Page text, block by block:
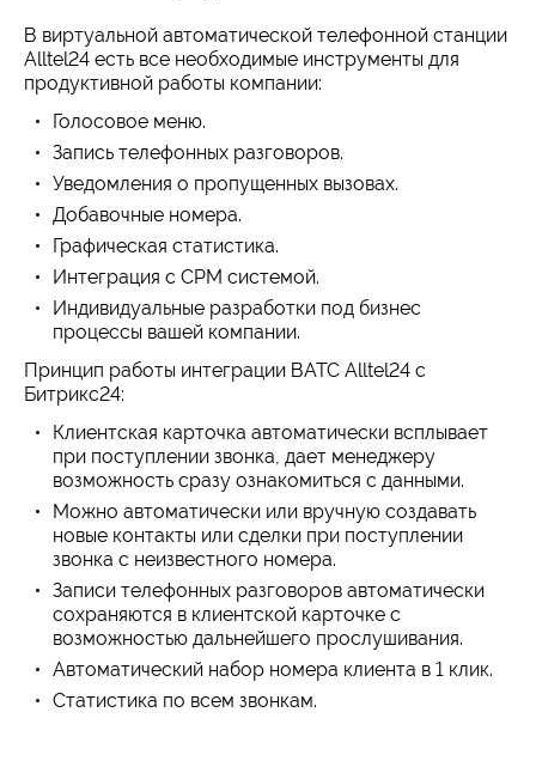
В виртуальной автоматической телефонной станции
Alltel24 есть все необходимые инструменты для
продуктивной работы компании:
Голосовое меню.
Запись телефонных разговоров.
Уведомления о пропущенных вызовах.
Добавочные номера.
Графическая статистика.
Интеграция с СРМ системой.
Индивидуальные разработки под бизнес
процессы вашей компании.
Принцип работы интеграции ВАТС Alltel24 с
Битрикс24:
Клиентская карточка автоматически всплывает
при поступлении звонка, дает менеджеру
возможность сразу ознакомиться с данными.
Можно автоматически или вручную создавать
новые контакты или сделки при поступлении
звонка с неизвестного номера.
Записи телефонных разговоров автоматически
сохраняются в клиентской карточке с
возможностью дальнейшего прослушивания.
Автоматический набор номера клиента в 1 клик.
Статистика по всем звонкам.